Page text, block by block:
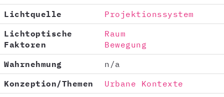
Lichtquelle
Projektionssystem
Lichtoptische
Faktoren
Raum
Bewegung
Wahrnehmung
n/a
Konzeption/Themen
Urbane Kontexte